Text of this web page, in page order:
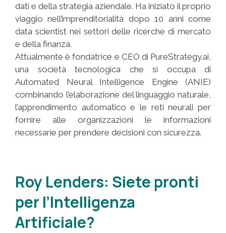
dati e della strategia aziendale. Ha iniziato il proprio
viaggio nell’imprenditorialità dopo 10 anni come
data scientist nei settori delle ricerche di mercato
e della finanza.
Attualmente è fondatrice e CEO di PureStrategy.ai,
una società tecnologica che si occupa di
Automated Neural Intelligence Engine (ANIE)
combinando l’elaborazione del linguaggio naturale,
l’apprendimento automatico e le reti neurali per
fornire alle organizzazioni le informazioni
necessarie per prendere decisioni con sicurezza.
Roy Lenders: Siete pronti
per l’Intelligenza
Artificiale?